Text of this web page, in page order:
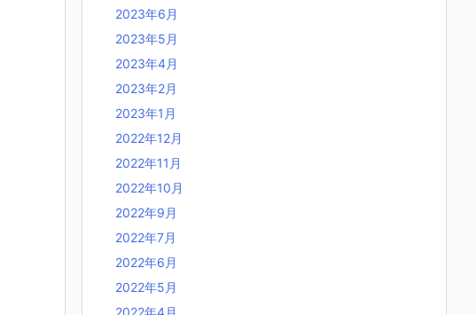
2023年6月
2023年5月
2023年4月
2023年2月
2023年1月
2022年12月
2022年11月
2022年10月
2022年9月
2022年7月
2022年6月
2022年5月
2022年4月